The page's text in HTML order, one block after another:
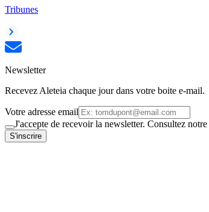
Tribunes
Newsletter
Recevez Aleteia chaque jour dans votre boite e-mail.
Votre adresse email
J'accepte de recevoir la newsletter. Consultez notre
S'inscrire